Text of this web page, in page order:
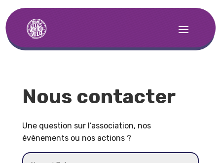
Nous contacter
Une question sur l’association, nos
évènements ou nos actions ?